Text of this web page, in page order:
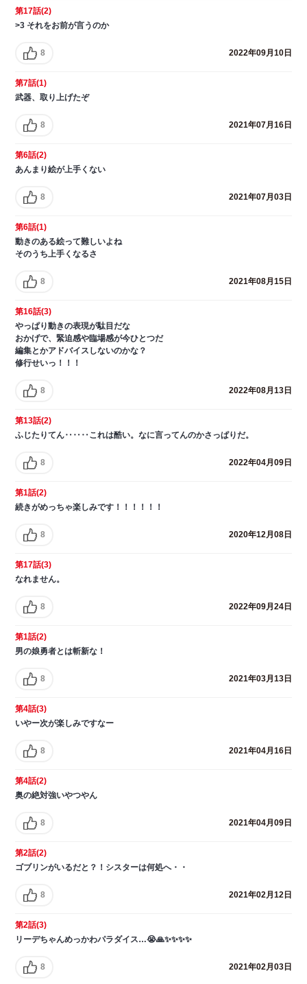
第17話(2)
>3 それをお前が言うのか
8 2022年09月10日
第7話(1)
武器、取り上げたぞ
8 2021年07月16日
第6話(2)
あんまり絵が上手くない
8 2021年07月03日
第6話(1)
動きのある絵って難しいよね
そのうち上手くなるさ
8 2021年08月15日
第16話(3)
やっぱり動きの表現が駄目だな
おかげで、緊迫感や臨場感が今ひとつだ
編集とかアドバイスしないのかな？
修行せいっ！！！
8 2022年08月13日
第13話(2)
ふじたりてん‥‥‥これは酷い。なに言ってんのかさっぱりだ。
8 2022年04月09日
第1話(2)
続きがめっちゃ楽しみです！！！！！！
8 2020年12月08日
第17話(3)
なれません。
8 2022年09月24日
第1話(2)
男の娘勇者とは斬新な！
8 2021年03月13日
第4話(3)
いやー次が楽しみですなー
8 2021年04月16日
第4話(2)
奥の絶対強いやつやん
8 2021年04月09日
第2話(2)
ゴブリンがいるだと？！シスターは何処へ・・
8 2021年02月12日
第2話(3)
リーデちゃんめっかわパラダイス…😭🙏✨✨✨✨
8 2021年02月03日